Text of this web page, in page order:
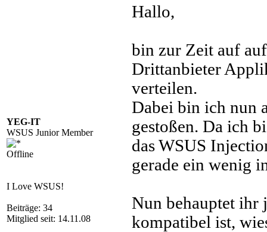
YEG-IT
WSUS Junior Member
Offline
I Love WSUS!
Beiträge: 34
Mitglied seit: 14.11.08
Hallo,
bin zur Zeit auf
Drittanbieter
verteilen.
Dabei bin ich nun
gestoßen. Da ich
das WSUS
gerade ein wenig
Nun behauptet ihr
kompatibel ist,